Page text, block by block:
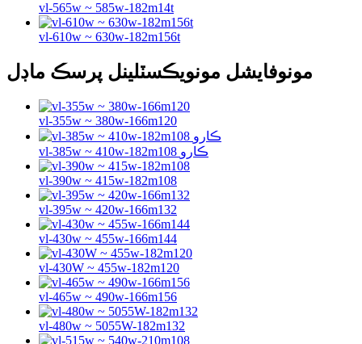
vl-565w ~ 585w-182m14t
vl-610w ~ 630w-182m156t
مونوفايشل مونويڪسٽلينل پرسڪ ماڊل
vl-355w ~ 380w-166m120
vl-385w ~ 410w-182m108 ڪارو
vl-390w ~ 415w-182m108
vl-395w ~ 420w-166m132
vl-430w ~ 455w-166m144
vl-430W ~ 455w-182m120
vl-465w ~ 490w-166m156
vl-480w ~ 5055W-182m132